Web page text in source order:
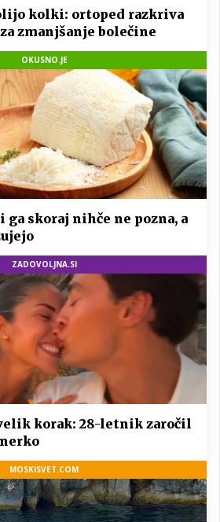
kolki: ortoped razkriva
zmanjšanje bolečine
OKUSNO.JE
skoraj nihče ne pozna, a
ZADOVOLJNA.SI
korak: 28-letnik zaročil
MOSKISVET.COM